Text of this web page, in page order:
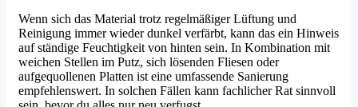
Wenn sich das Material trotz regelmäßiger Lüftung und
Reinigung immer wieder dunkel verfärbt, kann das ein Hinweis
auf ständige Feuchtigkeit von hinten sein. In Kombination mit
weichen Stellen im Putz, sich lösenden Fliesen oder
aufgequollenen Platten ist eine umfassende Sanierung
empfehlenswert. In solchen Fällen kann fachlicher Rat sinnvoll